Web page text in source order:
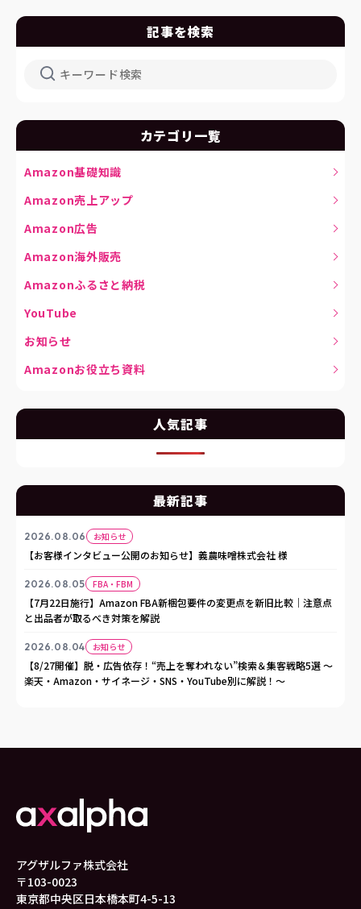
記事を検索
カテゴリ一覧
Amazon基礎知識
Amazon売上アップ
Amazon広告
Amazon海外販売
Amazonふるさと納税
YouTube
お知らせ
Amazonお役立ち資料
人気記事
最新記事
2026.08.06 お知らせ
【お客様インタビュー公開のお知らせ】義農味噌株式会社 様
2026.08.05 FBA・FBM
【7月22日施行】Amazon FBA新梱包要件の変更点を新旧比較｜注意点
と出品者が取るべき対策を解説
2026.08.04 お知らせ
【8/27開催】脱・広告依存！“売上を奪われない”検索＆集客戦略5選 ～
楽天・Amazon・サイネージ・SNS・YouTube別に解説！～
アグザルファ株式会社
〒103-0023
東京都中央区日本橋本町4-5-13